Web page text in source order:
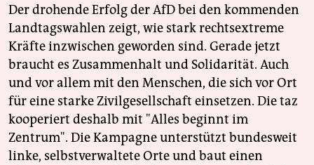
Der drohende Erfolg der AfD bei den kommenden
Landtagswahlen zeigt, wie stark rechtsextreme
Kräfte inzwischen geworden sind. Gerade jetzt
braucht es Zusammenhalt und Solidarität. Auch
und vor allem mit den Menschen, die sich vor Ort
für eine starke Zivilgesellschaft einsetzen. Die taz
kooperiert deshalb mit "Alles beginnt im
Zentrum". Die Kampagne unterstützt bundesweit
linke, selbstverwaltete Orte und baut einen